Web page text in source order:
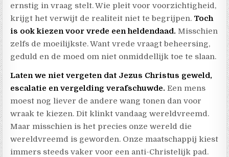
ernstig in vraag stelt. Wie pleit voor voorzichtigheid,
krijgt het verwijt de realiteit niet te begrijpen. Toch
is ook kiezen voor vrede een heldendaad. Misschien
zelfs de moeilijkste. Want vrede vraagt beheersing,
geduld en de moed om niet onmiddellijk toe te slaan.
Laten we niet vergeten dat Jezus Christus geweld,
escalatie en vergelding verafschuwde. Een mens
moest nog liever de andere wang tonen dan voor
wraak te kiezen. Dit klinkt vandaag wereldvreemd.
Maar misschien is het precies onze wereld die
wereldvreemd is geworden. Onze maatschappij kiest
immers steeds vaker voor een anti-Christelijk pad.